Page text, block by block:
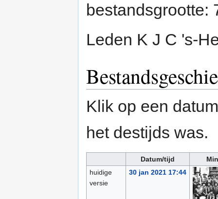
bestandsgrootte:
Leden K J C 's-
Klik op een
het destijds was.
Datum/tijd
huidige
versie
30 jan 2021 17:44